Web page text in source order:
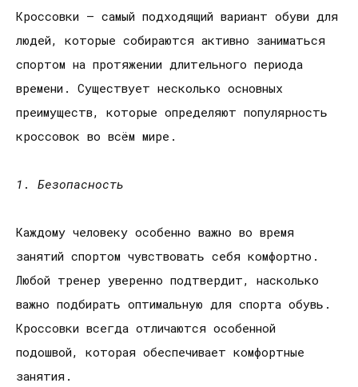
Кроссовки – самый подходящий вариант обуви для
людей, которые собираются активно заниматься
спортом на протяжении длительного периода
времени. Существует несколько основных
преимуществ, которые определяют популярность
кроссовок во всём мире.
1. Безопасность
Каждому человеку особенно важно во время
занятий спортом чувствовать себя комфортно.
Любой тренер уверенно подтвердит, насколько
важно подбирать оптимальную для спорта обувь.
Кроссовки всегда отличаются особенной
подошвой, которая обеспечивает комфортные
занятия.